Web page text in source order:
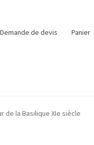
Demande de devis Panier
de la Basilique XIe siècle